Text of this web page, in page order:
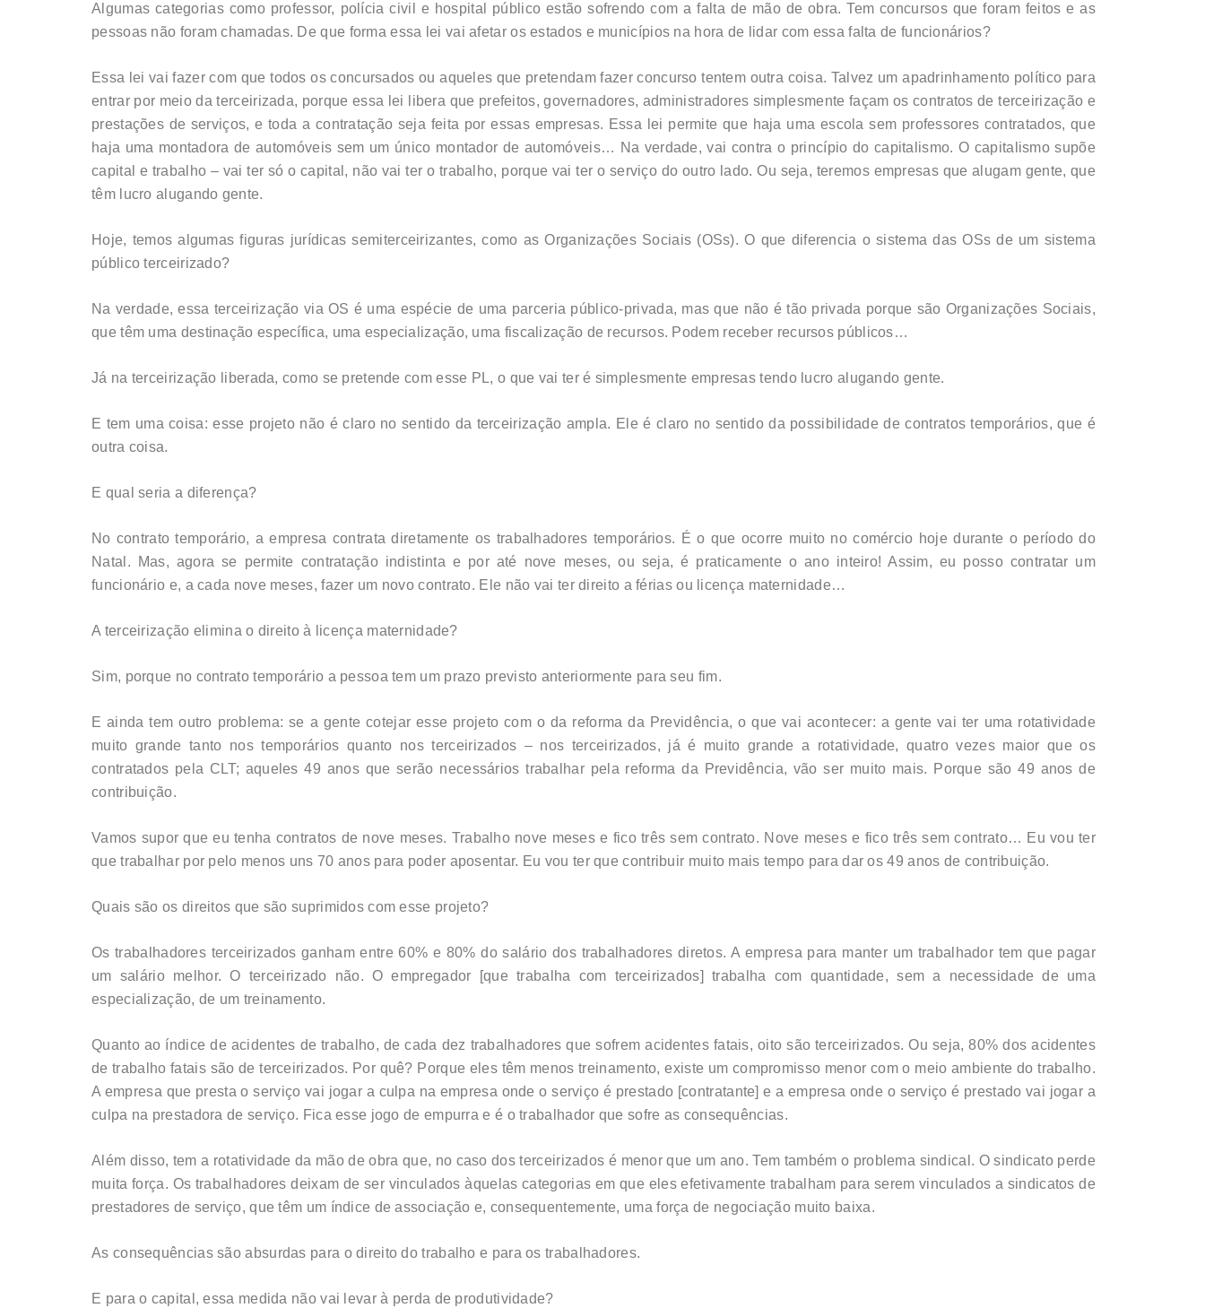
Algumas categorias como professor, polícia civil e hospital público estão sofrendo com a falta de mão de obra. Tem concursos que foram feitos e as
pessoas não foram chamadas. De que forma essa lei vai afetar os estados e municípios na hora de lidar com essa falta de funcionários?
Essa lei vai fazer com que todos os concursados ou aqueles que pretendam fazer concurso tentem outra coisa. Talvez um apadrinhamento político para
entrar por meio da terceirizada, porque essa lei libera que prefeitos, governadores, administradores simplesmente façam os contratos de terceirização e
prestações de serviços, e toda a contratação seja feita por essas empresas. Essa lei permite que haja uma escola sem professores contratados, que
haja uma montadora de automóveis sem um único montador de automóveis… Na verdade, vai contra o princípio do capitalismo. O capitalismo supõe
capital e trabalho – vai ter só o capital, não vai ter o trabalho, porque vai ter o serviço do outro lado. Ou seja, teremos empresas que alugam gente, que
têm lucro alugando gente.
Hoje, temos algumas figuras jurídicas semiterceirizantes, como as Organizações Sociais (OSs). O que diferencia o sistema das OSs de um sistema
público terceirizado?
Na verdade, essa terceirização via OS é uma espécie de uma parceria público-privada, mas que não é tão privada porque são Organizações Sociais,
que têm uma destinação específica, uma especialização, uma fiscalização de recursos. Podem receber recursos públicos…
Já na terceirização liberada, como se pretende com esse PL, o que vai ter é simplesmente empresas tendo lucro alugando gente.
E tem uma coisa: esse projeto não é claro no sentido da terceirização ampla. Ele é claro no sentido da possibilidade de contratos temporários, que é
outra coisa.
E qual seria a diferença?
No contrato temporário, a empresa contrata diretamente os trabalhadores temporários. É o que ocorre muito no comércio hoje durante o período do
Natal. Mas, agora se permite contratação indistinta e por até nove meses, ou seja, é praticamente o ano inteiro! Assim, eu posso contratar um
funcionário e, a cada nove meses, fazer um novo contrato. Ele não vai ter direito a férias ou licença maternidade…
A terceirização elimina o direito à licença maternidade?
Sim, porque no contrato temporário a pessoa tem um prazo previsto anteriormente para seu fim.
E ainda tem outro problema: se a gente cotejar esse projeto com o da reforma da Previdência, o que vai acontecer: a gente vai ter uma rotatividade
muito grande tanto nos temporários quanto nos terceirizados – nos terceirizados, já é muito grande a rotatividade, quatro vezes maior que os
contratados pela CLT; aqueles 49 anos que serão necessários trabalhar pela reforma da Previdência, vão ser muito mais. Porque são 49 anos de
contribuição.
Vamos supor que eu tenha contratos de nove meses. Trabalho nove meses e fico três sem contrato. Nove meses e fico três sem contrato… Eu vou ter
que trabalhar por pelo menos uns 70 anos para poder aposentar. Eu vou ter que contribuir muito mais tempo para dar os 49 anos de contribuição.
Quais são os direitos que são suprimidos com esse projeto?
Os trabalhadores terceirizados ganham entre 60% e 80% do salário dos trabalhadores diretos. A empresa para manter um trabalhador tem que pagar
um salário melhor. O terceirizado não. O empregador [que trabalha com terceirizados] trabalha com quantidade, sem a necessidade de uma
especialização, de um treinamento.
Quanto ao índice de acidentes de trabalho, de cada dez trabalhadores que sofrem acidentes fatais, oito são terceirizados. Ou seja, 80% dos acidentes
de trabalho fatais são de terceirizados. Por quê? Porque eles têm menos treinamento, existe um compromisso menor com o meio ambiente do trabalho.
A empresa que presta o serviço vai jogar a culpa na empresa onde o serviço é prestado [contratante] e a empresa onde o serviço é prestado vai jogar a
culpa na prestadora de serviço. Fica esse jogo de empurra e é o trabalhador que sofre as consequências.
Além disso, tem a rotatividade da mão de obra que, no caso dos terceirizados é menor que um ano. Tem também o problema sindical. O sindicato perde
muita força. Os trabalhadores deixam de ser vinculados àquelas categorias em que eles efetivamente trabalham para serem vinculados a sindicatos de
prestadores de serviço, que têm um índice de associação e, consequentemente, uma força de negociação muito baixa.
As consequências são absurdas para o direito do trabalho e para os trabalhadores.
E para o capital, essa medida não vai levar à perda de produtividade?